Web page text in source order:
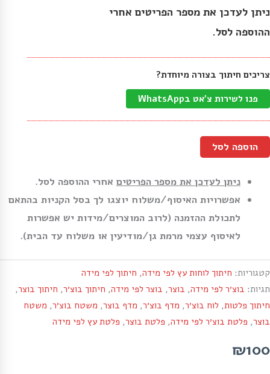
ההוספה לסל.
צריכים חיתוך בצורה מיוחדת?
פנו לשירות צ'אט בWhatsApp
הוספה לסל
ניתן לעדכן את מספר הפריטים אחרי ההוספה לסל.
אפשרויות האיסוף/משלוח יוצגו לך בסל הקניות בהתאם
לתכולת ההזמנה (לרוב המוצרים/מידות יש אפשרות
לאיסוף עצמי מרמת גן/מודיעין או משלוח עד הבית).
קטגוריות: חיתוך לוחות עץ לפי מידה, חיתוך לפי מידה
תגיות: בוצ׳ר לפי מידה, בוצר, בוצר לפי מידה, חיתוך בוצ׳ר, חיתוך בוצר,
חיתוך פלטות, לוח בוצ׳ר, מדף בוצ׳ר, מדף בוצר, משטח בוצ׳ר, משטח
בוצר, פלטת בוצ׳ר לפי מידה, פלטת בוצר, פלטת עץ לפי מידה
₪100